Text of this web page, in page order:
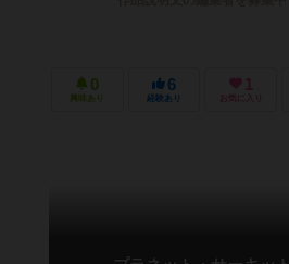
0
興味あり
6
経験あり
1
お気に入り